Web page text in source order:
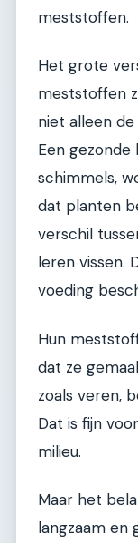
meststoffen.
Het grote
meststoffen
niet alleen
Een
schimmels,
dat planten
verschil
leren vissen.
voeding
Hun
dat ze
zoals veren,
Dat is fijn
milieu.
Maar het
langzaam en